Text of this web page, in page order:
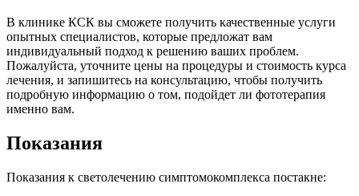
В клинике КСК вы сможете получить качественные услуги
опытных специалистов, которые предложат вам
индивидуальный подход к решению ваших проблем.
Пожалуйста, уточните цены на процедуры и стоимость курса
лечения, и запишитесь на консультацию, чтобы получить
подробную информацию о том, подойдет ли фототерапия
именно вам.
Показания
Показания к светолечению симптомокомплекса постакне: